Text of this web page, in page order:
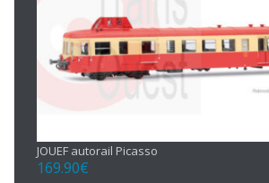
JOUEF autorail Picasso
169.90€